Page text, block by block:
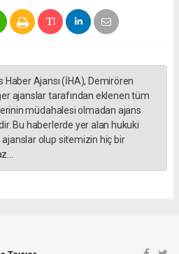
Haber Ajansı (İHA), Demirören
ajanslar tarafından eklenen tüm
müdahalesi olmadan ajans
Bu haberlerde yer alan hukuki
olup sitemizin hiç bir